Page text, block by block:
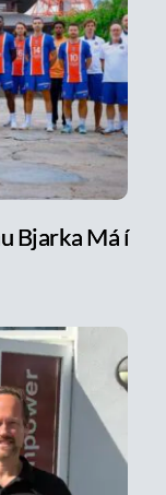
Bjarka Má í